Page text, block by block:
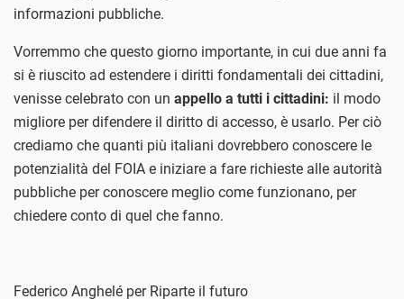
informazioni pubbliche.
Vorremmo che questo giorno importante, in cui due anni fa
si è riuscito ad estendere i diritti fondamentali dei cittadini,
venisse celebrato con un appello a tutti i cittadini: il modo
migliore per difendere il diritto di accesso, è usarlo. Per ciò
crediamo che quanti più italiani dovrebbero conoscere le
potenzialità del FOIA e iniziare a fare richieste alle autorità
pubbliche per conoscere meglio come funzionano, per
chiedere conto di quel che fanno.
Federico Anghelé per Riparte il futuro